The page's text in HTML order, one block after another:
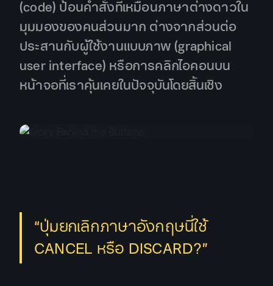
(code) ป้อนคำสั่งที่เหมือนภาษาต่างดาวใน
มุมมองของคนส่วนมาก ต่างจากส่วนต่อ
ประสานกับผู้ใช้งานแบบภาพ (graphical
user interface) หรือการคลิกไอคอนบน
หน้าจอที่เราคุ้นเคยในปัจจุบันโดยสิ้นเชิง
“ปุ่มยกเลิกภาษาอังกฤษนี่ใช้
CANCEL หรือ DISCARD?”